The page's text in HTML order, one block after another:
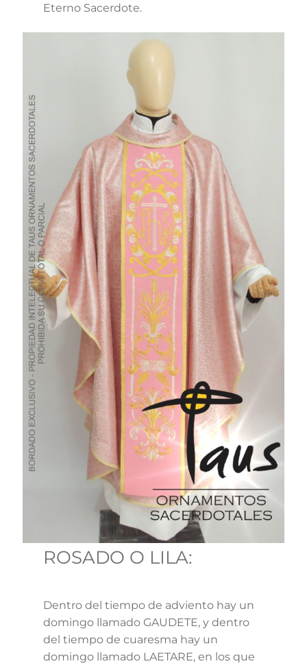
Eterno Sacerdote.
ROSADO O LILA:
Dentro del tiempo de adviento hay un
domingo llamado GAUDETE, y dentro
del tiempo de cuaresma hay un
domingo llamado LAETARE, en los que